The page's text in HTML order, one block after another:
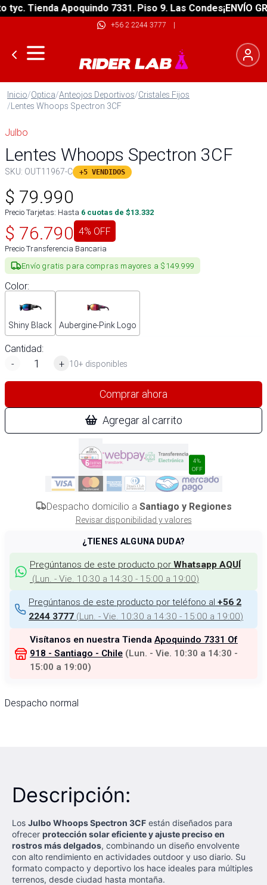
Tienda Apoquindo 7331. Piso 9. Las Condes¡ENVÍO
+56 2 2244 3777 |
Inicio/Optica/Anteojos Deportivos/Cristales Fijos
/Lentes Whoops Spectron 3CF
Julbo
Lentes Whoops Spectron 3CF
SKU: OUT11967-C +5 VENDIDOS
$ 79.990
Precio Tarjetas: Hasta 6 cuotas de $13.332
$ 76.790 4% OFF
Precio Transferencia Bancaria
Envío gratis para compras mayores a $149.999
Color:
Shiny Black Aubergine-Pink Logo
Cantidad:
-
+ 10+ disponibles
Comprar ahora
Agregar al carrito
4%
OFF
Despacho domicilio a Santiago y Regiones
Revisar disponibilidad y valores
¿TIENES ALGUNA DUDA?
Pregúntanos de este producto por Whatsapp AQUÍ
(Lun. - Vie. 10:30 a 14:30 - 15:00 a 19:00)
Pregúntanos de este producto por teléfono al +56 2
2244 3777 (Lun. - Vie. 10:30 a 14:30 - 15:00 a 19:00)
Visítanos en nuestra Tienda Apoquindo 7331 Of
918 - Santiago - Chile (Lun. - Vie. 10:30 a 14:30 -
15:00 a 19:00)
Despacho normal
Descripción:
Los Julbo Whoops Spectron 3CF están diseñados para
ofrecer protección solar eficiente y ajuste preciso en
rostros más delgados, combinando un diseño envolvente
con alto rendimiento en actividades outdoor y uso diario. Su
formato compacto y deportivo los hace ideales para múltiples
terrenos, desde ciudad hasta montaña.